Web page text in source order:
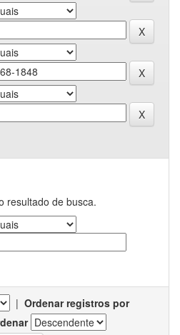
resultado de busca.
| Ordenar registros por